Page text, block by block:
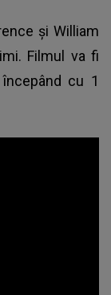
şi William
Filmul va fi
cu 1